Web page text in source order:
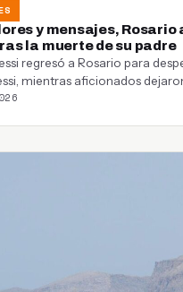
y mensajes, Rosario
la muerte de su padre
regresó a Rosario para
mientras aficionados